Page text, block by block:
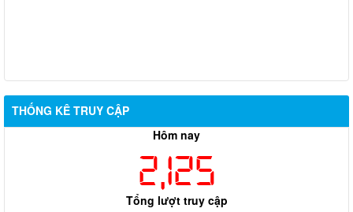
THỐNG KÊ TRUY CẬP
Hôm nay
2,125
Tổng lượt truy cập